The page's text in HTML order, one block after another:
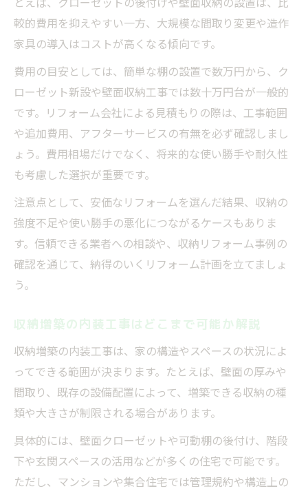
較的費用を抑えやすい一方、大規模な間取り変更や造作
家具の導入はコストが高くなる傾向です。
費用の目安としては、簡単な棚の設置で数万円から、ク
ローゼット新設や壁面収納工事では数十万円台が一般的
です。リフォーム会社による見積もりの際は、工事範囲
や追加費用、アフターサービスの有無を必ず確認しまし
ょう。費用相場だけでなく、将来的な使い勝手や耐久性
も考慮した選択が重要です。
注意点として、安価なリフォームを選んだ結果、収納の
強度不足や使い勝手の悪化につながるケースもありま
す。信頼できる業者への相談や、収納リフォーム事例の
確認を通じて、納得のいくリフォーム計画を立てましょ
う。
収納増築の内装工事はどこまで可能か解説
収納増築の内装工事は、家の構造やスペースの状況によ
ってできる範囲が決まります。たとえば、壁面の厚みや
間取り、既存の設備配置によって、増築できる収納の種
類や大きさが制限される場合があります。
具体的には、壁面クローゼットや可動棚の後付け、階段
下や玄関スペースの活用などが多くの住宅で可能です。
ただし、マンションや集合住宅では管理規約や構造上の